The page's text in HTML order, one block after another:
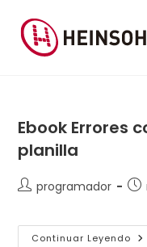
Ebook Errores
planilla
programador
Continuar Leyendo